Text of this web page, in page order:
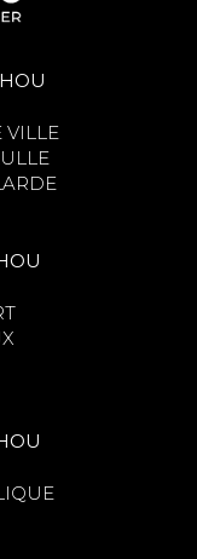
VILLE